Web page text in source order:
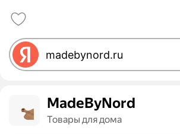
MadeByNord
Товары для дома